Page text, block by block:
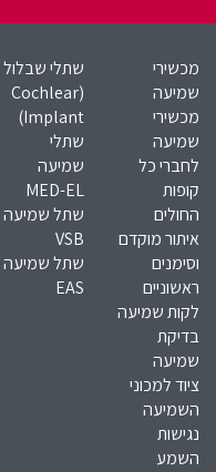
מכשירי
שמיעה
מכשירי
שמיעה
לחברי כל
קופות
החולים
איתור מוקדם
וסימנים
ראשוניים
לקות שמיעה
בדיקת
שמיעה
ציוד למכוני
השמיעה
נגישות
השמע
שתלי שבלול
(Cochlear
Implant)​
שתלי
שמיעה
MED-EL​
שתל שמיעה
VSB
שתל שמיעה
EAS